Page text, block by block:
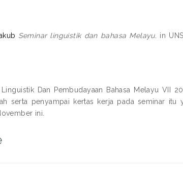
Seminar linguistik dan bahasa Melayu. in
Linguistik Dan Pembudayaan Bahasa Melayu VII
serta penyampai kertas kerja pada seminar itu
ini.